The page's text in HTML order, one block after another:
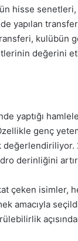
hisse senetleri,
yapılan
kulübün
değerini
yaptığı
genç
derinliğini
çeken isimler,
amacıyla